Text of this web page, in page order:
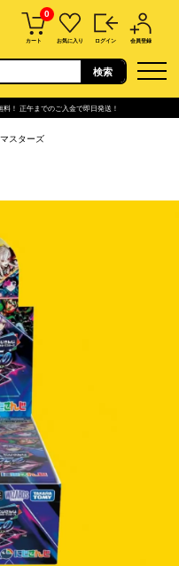
0
カート お気に入り ログイン 会員登録
！ 正午までのご入金で即日発送！
スターズ